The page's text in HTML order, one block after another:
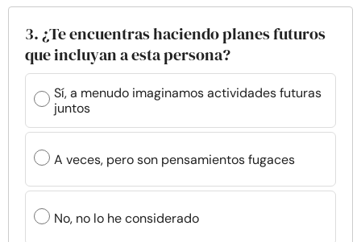
3. ¿Te encuentras haciendo planes futuros
que incluyan a esta persona?
Sí, a menudo imaginamos actividades futuras
juntos
A veces, pero son pensamientos fugaces
No, no lo he considerado